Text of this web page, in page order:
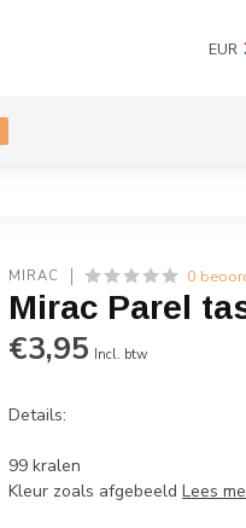
EUR
MIRAC 0
Mirac Parel
€3,95 Incl. btw
Details:
99 kralen
Kleur zoals afgebeeldLees